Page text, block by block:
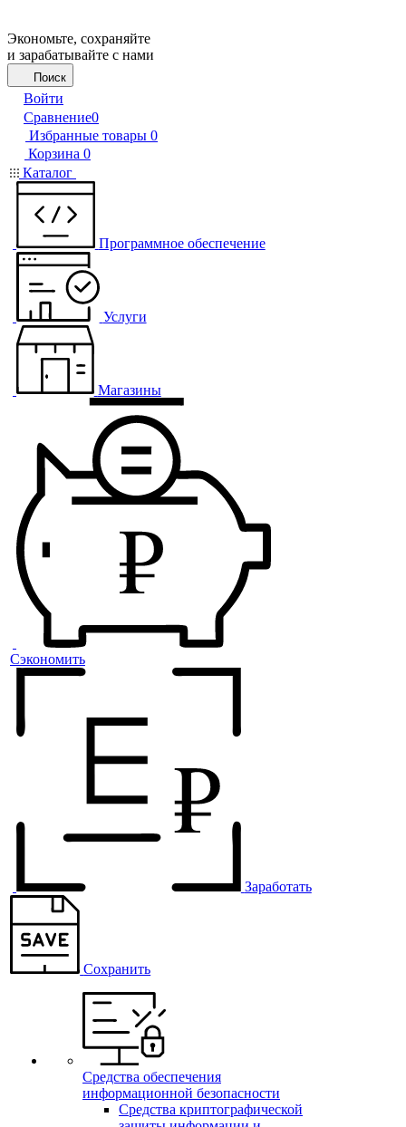
Экономьте, сохраняйте
и зарабатывайте с нами
Поиск
Войти
Сравнение0
Избранные товары 0
Корзина 0
Каталог
Программное обеспечение
Услуги
Магазины
Сэкономить
Заработать
Сохранить
Средства обеспечения
информационной безопасности
Средства криптографической